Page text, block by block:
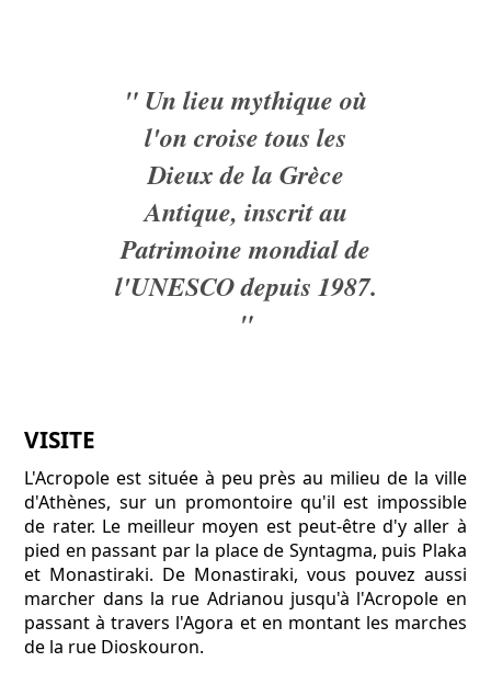
" Un lieu mythique où
l'on croise tous les
Dieux de la Grèce
Antique, inscrit au
Patrimoine mondial de
l'UNESCO depuis 1987.
"
VISITE
L'Acropole est située à peu près au milieu de la ville
d'Athènes, sur un promontoire qu'il est impossible
de rater. Le meilleur moyen est peut-être d'y aller à
pied en passant par la place de Syntagma, puis Plaka
et Monastiraki. De Monastiraki, vous pouvez aussi
marcher dans la rue Adrianou jusqu'à l'Acropole en
passant à travers l'Agora et en montant les marches
de la rue Dioskouron.